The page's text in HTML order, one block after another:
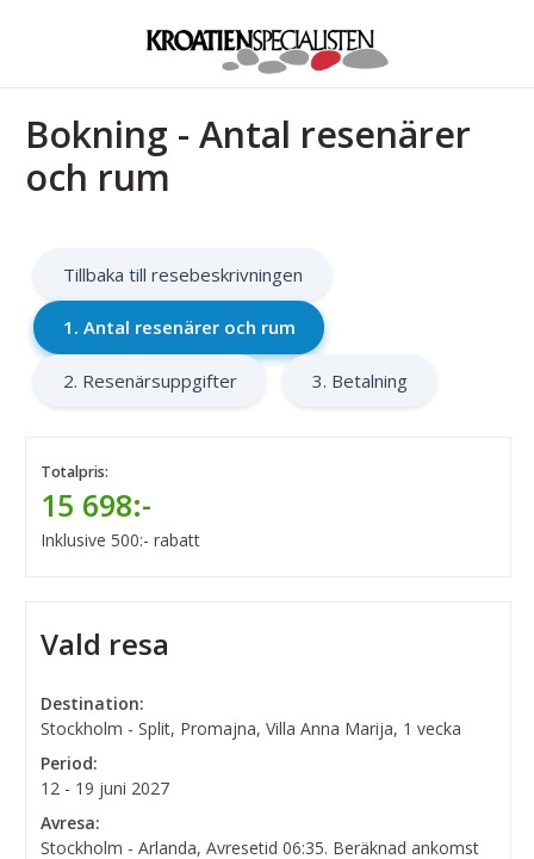
Bokning - Antal resenärer
och rum
Tillbaka till resebeskrivningen
1. Antal resenärer och rum
2. Resenärsuppgifter 3. Betalning
Totalpris:
15 698:-
Inklusive 500:- rabatt
Vald resa
Destination:
Stockholm - Split, Promajna, Villa Anna Marija, 1 vecka
Period:
12 - 19 juni 2027
Avresa:
Stockholm - Arlanda, Avresetid 06:35. Beräknad ankomst